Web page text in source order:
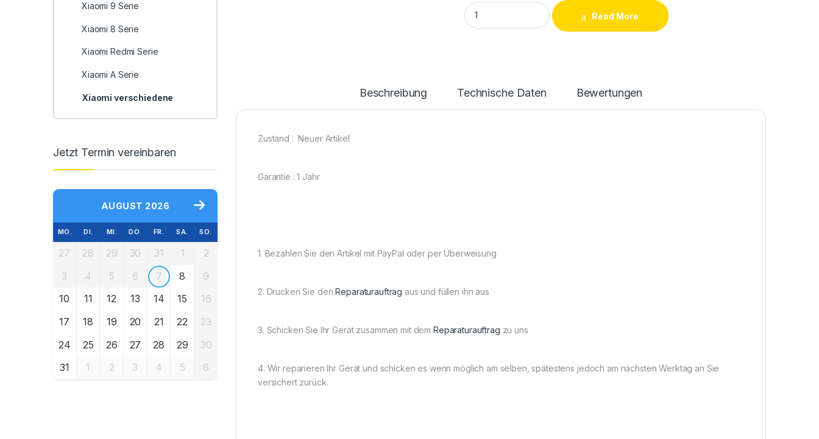
Xiaomi Pocophone F1 Backcover quantity
Read More
Beschreibung Technische Daten Bewertungen
Zustand : Neuer Artikel
Garantie : 1 Jahr
1. Bezahlen Sie den Artikel mit PayPal oder per Überweisung
2. Drucken Sie denReparaturauftrag aus und füllen ihn aus
3. Schicken Sie Ihr Gerät zusammen mit dem Reparaturauftrag zu uns
4. Wir reparieren Ihr Gerät und schicken es wenn möglich am selben, spätestens jedoch am nächsten Werktag an Sie
versichert zurück.
Xiaomi 9 Serie
Xiaomi 8 Serie
Xiaomi Redmi Serie
Xiaomi A Serie
Xiaomi verschiedene
Jetzt Termin vereinbaren
AUGUST 2026
MO. DI. MI. DO. FR. SA. SO.
27 28 29 30 31 1
2
3
4 5 6 7 8
9
10
11 12 13 14 15
16
17
18 19 20 21 22
23
24
25 26 27 28 29
30
31
1 2 3 4 5 6